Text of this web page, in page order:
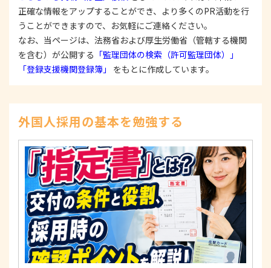
置を構築し、個人情報への不正アクセス、個人情報
の漏洩、滅失または毀損等の的確な防止とセキュリ
ティの是正に努めます。
3. 苦情および相談等に対する適正な対応について
本人からの苦情および相談があった場合には、適切
示、訂正、削除、または利用もしくは提供の停止等
を求められたときは、適法かつ遅滞なく応じます。
4. 法令・指針・規範の遵守について
適正な個人情報保護の実現のため、個人情報の取扱
いに関する法令、国が定める指針およびその他の規
範を遵守します。
個人情報に関するお問い合わせ窓口
〒125-0061東京都葛飾区亀有3-21-11 藍ビル202
TEL：0120-550-580
株式会社 アルフォース･ワン 個人情報保護担当
正確な情報をアップすることができ、より多くのPR活動を行
うことができますので、お気軽にご連絡ください。
なお、当ページは、法務省および厚生労働省（管轄する機関
を含む）が公開する 「監理団体の検索（許可監理団体）」
「登録支援機関登録簿」
をもとに作成しています。
外国人採用の基本を勉強する